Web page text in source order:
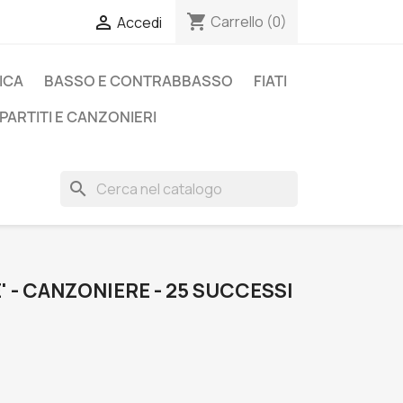
 Accedi shopping_cart Carrello (0)
BASSO E CONTRABBASSO
FIATI
E CANZONIERI
search
- CANZONIERE - 25 SUCCESSI